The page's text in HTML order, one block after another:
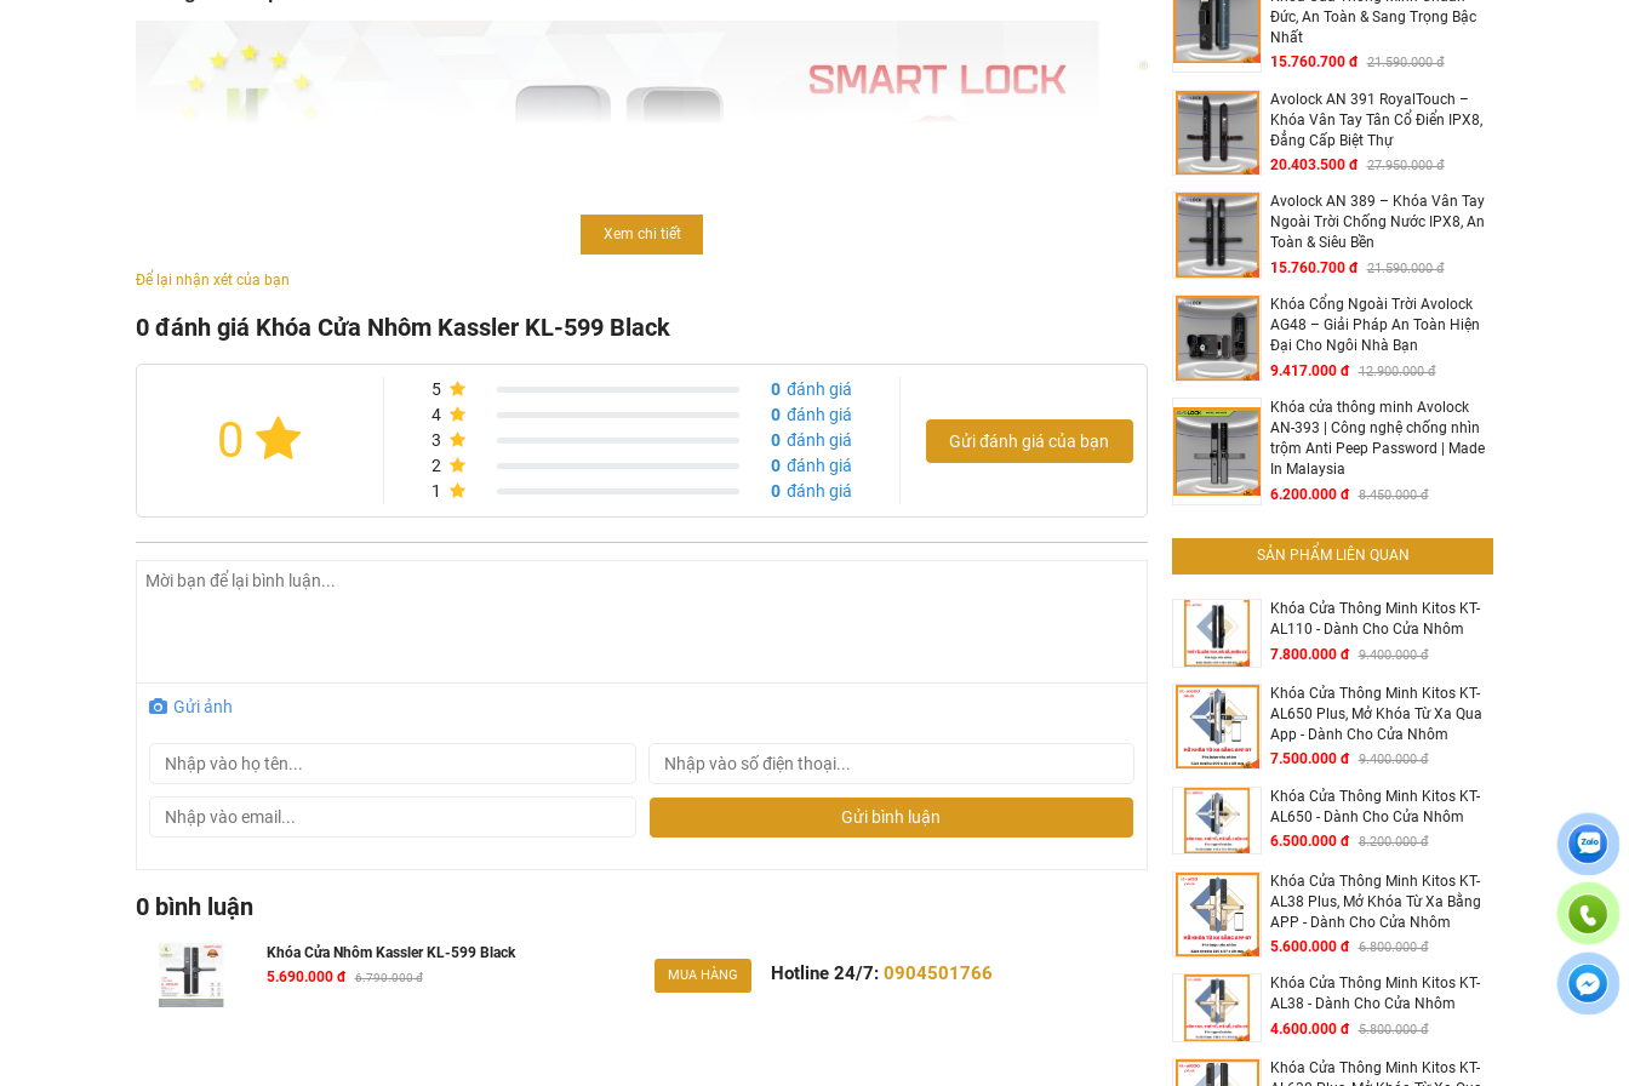
Xem chi tiết
Để lại nhận xét của bạn
0 đánh giá Khóa Cửa Nhôm Kassler KL-599 Black
0
5 0 đánh giá
4
0 đánh giá
3
0 đánh giá
2
0 đánh giá
1
0 đánh giá
Gửi đánh giá của bạn
Gửi ảnh
Gửi bình luận
0 bình luận
Khóa Cửa Nhôm Kassler KL-599 Black
5.690.000 đ
6.790.000 đ MUA HÀNG Hotline 24/7:0904501766
Đức, An Toàn & Sang Trọng Bậc
Nhất
15.760.700 đ 21.590.000 đ
Avolock AN 391 RoyalTouch –
Khóa Vân Tay Tân Cổ Điển IPX8,
Đẳng Cấp Biệt Thự
20.403.500 đ 27.950.000 đ
Avolock AN 389 – Khóa Vân Tay
Ngoài Trời Chống Nước IPX8, An
Toàn & Siêu Bền
15.760.700 đ 21.590.000 đ
Khóa Cổng Ngoài Trời Avolock
AG48 – Giải Pháp An Toàn Hiện
Đại Cho Ngôi Nhà Bạn
9.417.000 đ 12.900.000 đ
Khóa cửa thông minh Avolock
AN-393 | Công nghệ chống nhìn
trộm Anti Peep Password | Made
In Malaysia
6.200.000 đ 8.450.000 đ
SẢN PHẨM LIÊN QUAN
Khóa Cửa Thông Minh Kitos KT-
AL110 - Dành Cho Cửa Nhôm
7.800.000 đ 9.400.000 đ
Khóa Cửa Thông Minh Kitos KT-
AL650 Plus, Mở Khóa Từ Xa Qua
App - Dành Cho Cửa Nhôm
7.500.000 đ 9.400.000 đ
Khóa Cửa Thông Minh Kitos KT-
AL650 - Dành Cho Cửa Nhôm
6.500.000 đ 8.200.000 đ
Khóa Cửa Thông Minh Kitos KT-
AL38 Plus, Mở Khóa Từ Xa Bằng
APP - Dành Cho Cửa Nhôm
5.600.000 đ 6.800.000 đ
Khóa Cửa Thông Minh Kitos KT-
AL38 - Dành Cho Cửa Nhôm
4.600.000 đ 5.800.000 đ
Khóa Cửa Thông Minh Kitos KT-